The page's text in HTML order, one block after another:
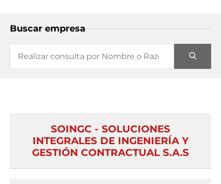
Buscar empresa
SOINGC - SOLUCIONES
INTEGRALES DE INGENIERÍA Y
GESTIÓN CONTRACTUAL S.A.S